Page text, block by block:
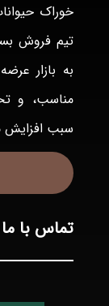
خوراک
تيم فروش
به بازار
مناسب، و
سبب افزايش
تماس با ما